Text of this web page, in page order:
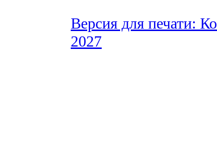
Версия для печати:
2027